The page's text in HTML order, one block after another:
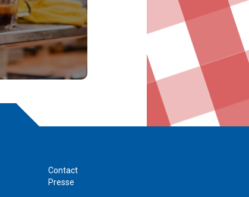
Contact
Presse